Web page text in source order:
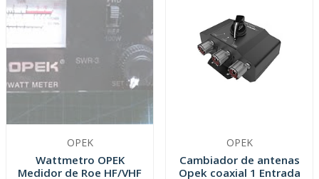
OPEK
Wattmetro OPEK
Medidor de Roe HF/VHF
OPEK
Cambiador de antenas
Opek coaxial 1 Entrada